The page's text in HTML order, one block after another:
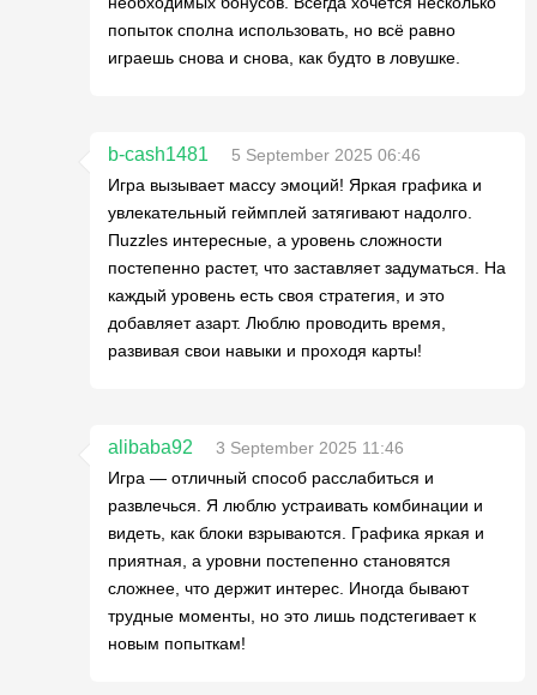
попыток сполна использовать, но всё равно
играешь снова и снова, как будто в ловушке.
b-cash1481
5 September 2025 06:46
Игра вызывает массу эмоций! Яркая графика и
увлекательный геймплей затягивают надолго.
Пuzzles интересные, а уровень сложности
постепенно растет, что заставляет задуматься. На
каждый уровень есть своя стратегия, и это
добавляет азарт. Люблю проводить время,
развивая свои навыки и проходя карты!
alibaba92
3 September 2025 11:46
Игра — отличный способ расслабиться и
развлечься. Я люблю устраивать комбинации и
видеть, как блоки взрываются. Графика яркая и
приятная, а уровни постепенно становятся
сложнее, что держит интерес. Иногда бывают
трудные моменты, но это лишь подстегивает к
новым попыткам!